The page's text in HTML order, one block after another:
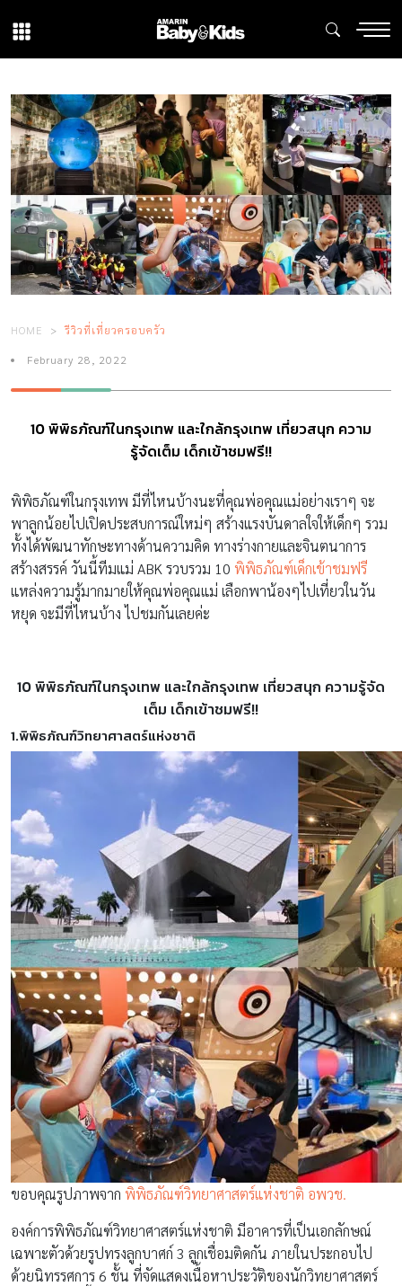
HOME รีวิวที่เที่ยวครอบครัว
February 28, 2022
10 พิพิธภัณฑ์ในกรุงเทพ และใกล้กรุงเทพ เที่ยวสนุก ความ
รู้จัดเต็ม เด็กเข้าชมฟรี!!
พิพิธภัณฑ์ในกรุงเทพ มีที่ไหนบ้างนะที่คุณพ่อคุณแม่อย่างเราๆ จะ
พาลูกน้อยไปเปิดประสบการณ์ใหม่ๆ สร้างแรงบันดาลใจให้เด็กๆ รวม
ทั้งได้พัฒนาทักษะทางด้านความคิด ทางร่างกายและจินตนาการ
สร้างสรรค์ วันนี้ทีมแม่ ABK รวบรวม 10 พิพิธภัณฑ์เด็กเข้าชมฟรี
แหล่งความรู้มากมายให้คุณพ่อคุณแม่ เลือกพาน้องๆไปเที่ยวในวัน
หยุด จะมีที่ไหนบ้าง ไปชมกันเลยค่ะ
10 พิพิธภัณฑ์ในกรุงเทพ และใกล้กรุงเทพ เที่ยวสนุก ความรู้จัด
เต็ม เด็กเข้าชมฟรี!!
1.พิพิธภัณฑ์วิทยาศาสตร์แห่งชาติ
ขอบคุณรูปภาพจาก พิพิธภัณฑ์วิทยาศาสตร์แห่งชาติ อพวช.
องค์การพิพิธภัณฑ์วิทยาศาสตร์แห่งชาติ มีอาคารที่เป็นเอกลักษณ์
เฉพาะตัวด้วยรูปทรงลูกบาศก์ 3 ลูกเชื่อมติดกัน ภายในประกอบไป
ด้วยนิทรรศการ 6 ชั้น ที่จัดแสดงเนื้อหาประวัติของนักวิทยาศาสตร์